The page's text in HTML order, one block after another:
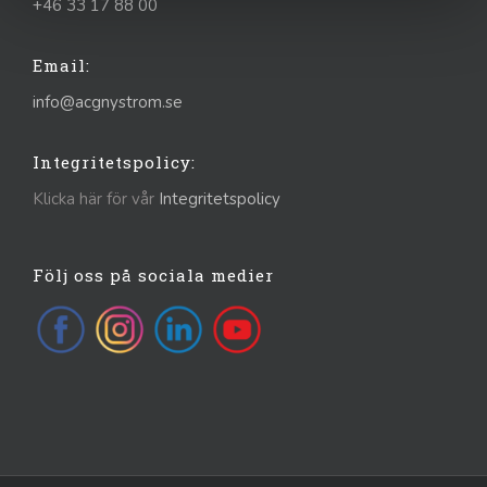
+46 33 17 88 00
Email:
info@acgnystrom.se
Integritetspolicy:
Klicka här för vår Integritetspolicy
Följ oss på sociala medier